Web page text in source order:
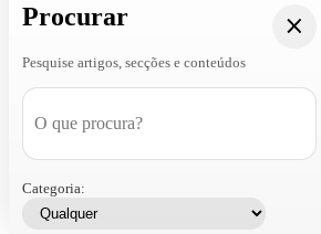
Procurar
Pesquise artigos, secções e conteúdos
Categoria: